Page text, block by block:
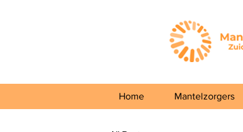
Home Mantelzorgers